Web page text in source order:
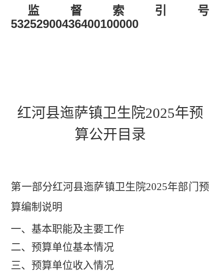
监督索引号
53252900436400100000
红河县迤萨镇卫生院2025年预
算公开 目录
第一部分红河县迤萨镇卫生院2025年部门预
算编制说明
一、基本职能及主要工作
二、预算单位基本情况
三、预算单位收入情况